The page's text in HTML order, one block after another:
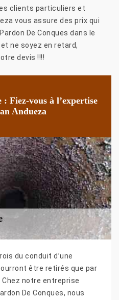
clients particuliers et
vous assure des prix qui
De Conques dans le
ne soyez en retard,
devis !!!!
: Fiez-vous à l’expertise
Andueza
du conduit d’une
être retirés que par
Chez notre entreprise
De Conques, nous